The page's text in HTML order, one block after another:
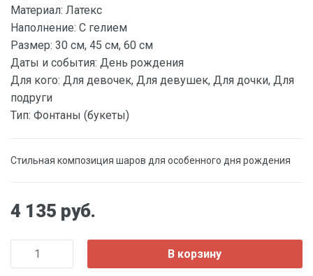
Материал: Латекс
Наполнение: С гелием
Размер: 30 см, 45 см, 60 см
Даты и события: День рождения
Для кого: Для девочек, Для девушек, Для дочки, Для
подруги
Тип: Фонтаны (букеты)
Стильная композиция шаров для особенного дня рождения
4 135 руб.
В корзину